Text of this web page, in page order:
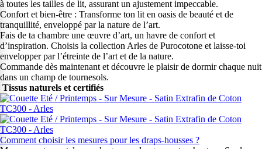
à toutes les tailles de lit, assurant un ajustement impeccable.
Confort et bien-être : Transforme ton lit en oasis de beauté et de
tranquillité, enveloppé par la nature de l’art.
Fais de ta chambre une œuvre d’art, un havre de confort et
d’inspiration. Choisis la collection Arles de Purocotone et laisse-toi
envelopper par l’étreinte de l’art et de la nature.
Commande dès maintenant et découvre le plaisir de dormir chaque nuit
dans un champ de tournesols.
Tissus naturels et certifiés
Comment choisir les mesures pour les draps-housses ?